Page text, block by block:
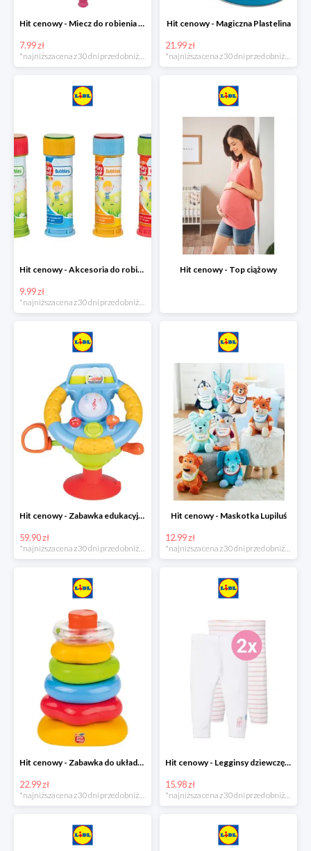
Hit cenowy - Miecz do robienia baniek mydlanych
7.99 zł
Hit cenowy - Magiczna Plastelina
21.99 zł
Hit cenowy - Akcesoria do robienia baniek
9.99 zł
Hit cenowy - Top ciążowy
Hit cenowy - Zabawka edukacyjna
59.90 zł
*najniższa cena z 30 dni przed obniżką
Hit cenowy - Maskotka Lupiluś
12.99 zł
*najniższa cena z 30 dni przed obniżką
Hit cenowy - Zabawka do układania, 1 zestaw
22.99 zł
Hit cenowy - Legginsy dziewczęce, 2 pary
15.98 zł